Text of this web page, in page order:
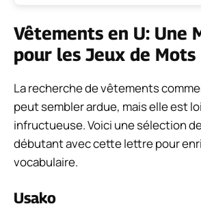
Vêtements en U: Une
pour les Jeux de Mots
La recherche de vêtements
peut sembler ardue, mais elle est
infructueuse. Voici une sélection
débutant avec cette lettre pour
vocabulaire.
Usako